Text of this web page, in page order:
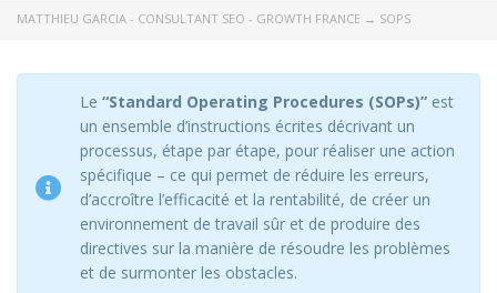
MATTHIEU GARCIA - CONSULTANT SEO - GROWTH FRANCE → SOPS
Le “Standard Operating Procedures (SOPs)” est
un ensemble d’instructions écrites décrivant un
processus, étape par étape, pour réaliser une action
spécifique – ce qui permet de réduire les erreurs,
d’accroître l’efficacité et la rentabilité, de créer un
environnement de travail sûr et de produire des
directives sur la manière de résoudre les problèmes
et de surmonter les obstacles.